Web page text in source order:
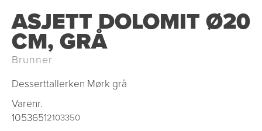
ASJETT DOLOMIT Ø20
CM, GRÅ
Brunner
Desserttallerken Mørk grå
Varenr.
10536512103350